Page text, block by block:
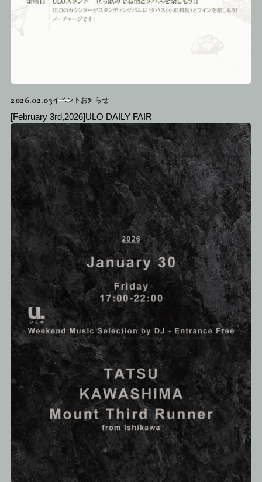
2026.02.03イベントお知らせ
[February 3rd,2026]ULO DAILY FAIR